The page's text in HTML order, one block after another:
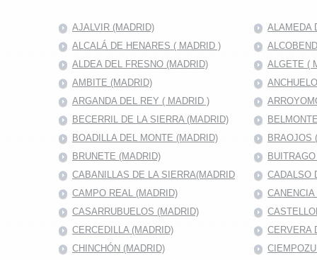
AJALVIR (MADRID)
ALAMEDA
ALCALÁ DE HENARES ( MADRID )
ALDEA DEL FRESNO (MADRID)
ALGETE (
AMBITE (MADRID)
ARGANDA DEL REY ( MADRID )
BECERRIL DE LA SIERRA (MADRID)
BOADILLA DEL MONTE (MADRID)
BRAOJOS
BRUNETE (MADRID)
CABANILLAS DE LA SIERRA(MADRID
CADALSO
CAMPO REAL (MADRID)
CASARRUBUELOS (MADRID)
CERCEDILLA (MADRID)
CERVERA
CHINCHÓN (MADRID)